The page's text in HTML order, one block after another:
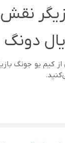
دونگ
از کیم یو جونگ